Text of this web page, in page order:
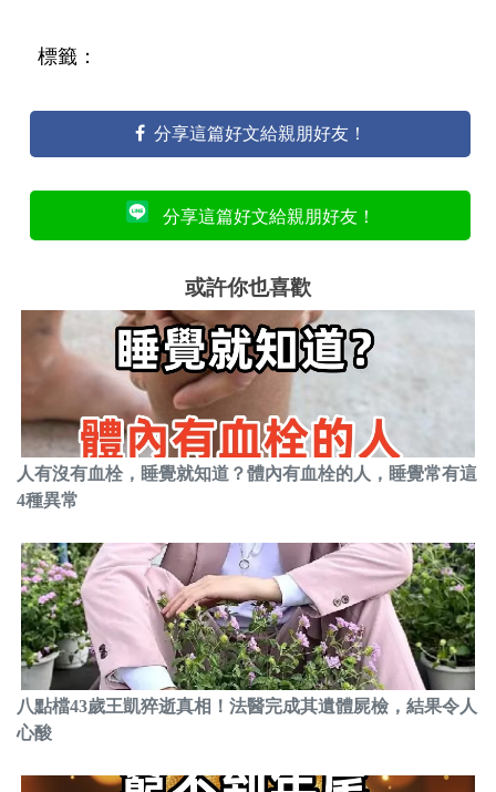
標籤：
分享這篇好文給親朋好友！
分享這篇好文給親朋好友！
或許你也喜歡
人有沒有血栓，睡覺就知道？體內有血栓的人，睡覺常有這
4種異常
八點檔43歲王凱猝逝真相！法醫完成其遺體屍檢，結果令人
心酸